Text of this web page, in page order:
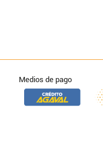
Medios de pago